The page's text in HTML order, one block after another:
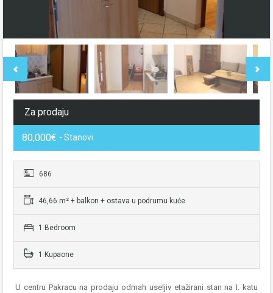
Za prodaju
80,000€ - Stanovi
686
46,66 m² + balkon + ostava u podrumu kuće
1 Bedroom
1 Kupaone
U centru Pakracu na prodaju odmah useljiv etažirani stan na I. katu